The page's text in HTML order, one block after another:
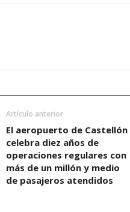
Artículo anterior
El aeropuerto de Castellón
celebra diez años de
operaciones regulares con
más de un millón y medio
de pasajeros atendidos